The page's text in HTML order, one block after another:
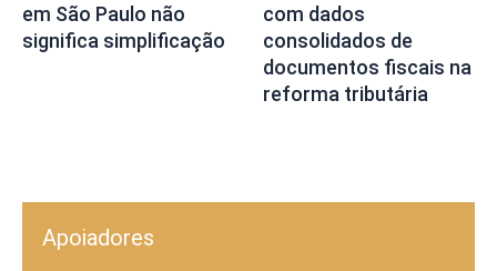
em São Paulo não
significa simplificação
com dados
consolidados de
documentos fiscais na
reforma tributária
Apoiadores